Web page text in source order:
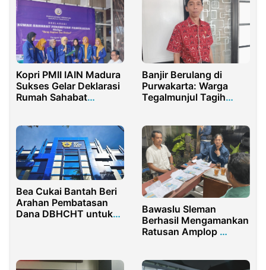
Kopri PMII IAIN Madura
Sukses Gelar Deklarasi
Rumah Sahabat
Banjir Berulang di
Purwakarta: Warga
Tegalmunjul Tagih
Bea Cukai Bantah Beri
Arahan Pembatasan
Dana DBHCHT untuk
Bawaslu Sleman
Berhasil Mengamankan
Ratusan Amplop